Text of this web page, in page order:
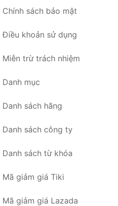
Chính sách bảo mật
Điều khoản sử dụng
Miễn trừ trách nhiệm
Danh mục
Danh sách hãng
Danh sách công ty
Danh sách từ khóa
Mã giảm giá Tiki
Mã giảm giá Lazada